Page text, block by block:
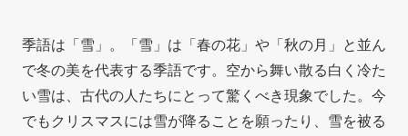
季語は「雪」。「雪」は「春の花」や「秋の月」と並ん
で冬の美を代表する季語です。空から舞い散る白く冷た
い雪は、古代の人たちにとって驚くべき現象でした。今
でもクリスマスには雪が降ることを願ったり、雪を被る